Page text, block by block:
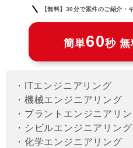
【無料】30分で案件のご紹介・
簡単60秒 無
・ITエンジニアリング
・機械エンジニアリング
・プラントエンジニアリ
・シビルエンジニアリング
・化学エンジニアリング